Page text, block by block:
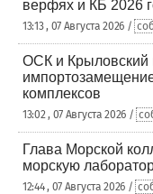
верфях и КБ 2026
13:13 , 07 Августа 2026 /
ОСК и Крыловский
комплексов
13:02 , 07 Августа 2026 /
Глава Морской
морскую
12:44 , 07 Августа 2026 /